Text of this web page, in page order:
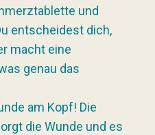
und
entscheidest dich,
macht eine
genau das
am Kopf! Die
die Wunde und es